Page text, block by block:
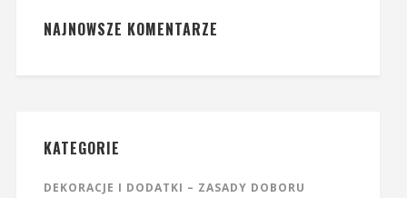
NAJNOWSZE KOMENTARZE
KATEGORIE
DEKORACJE I DODATKI – ZASADY DOBORU